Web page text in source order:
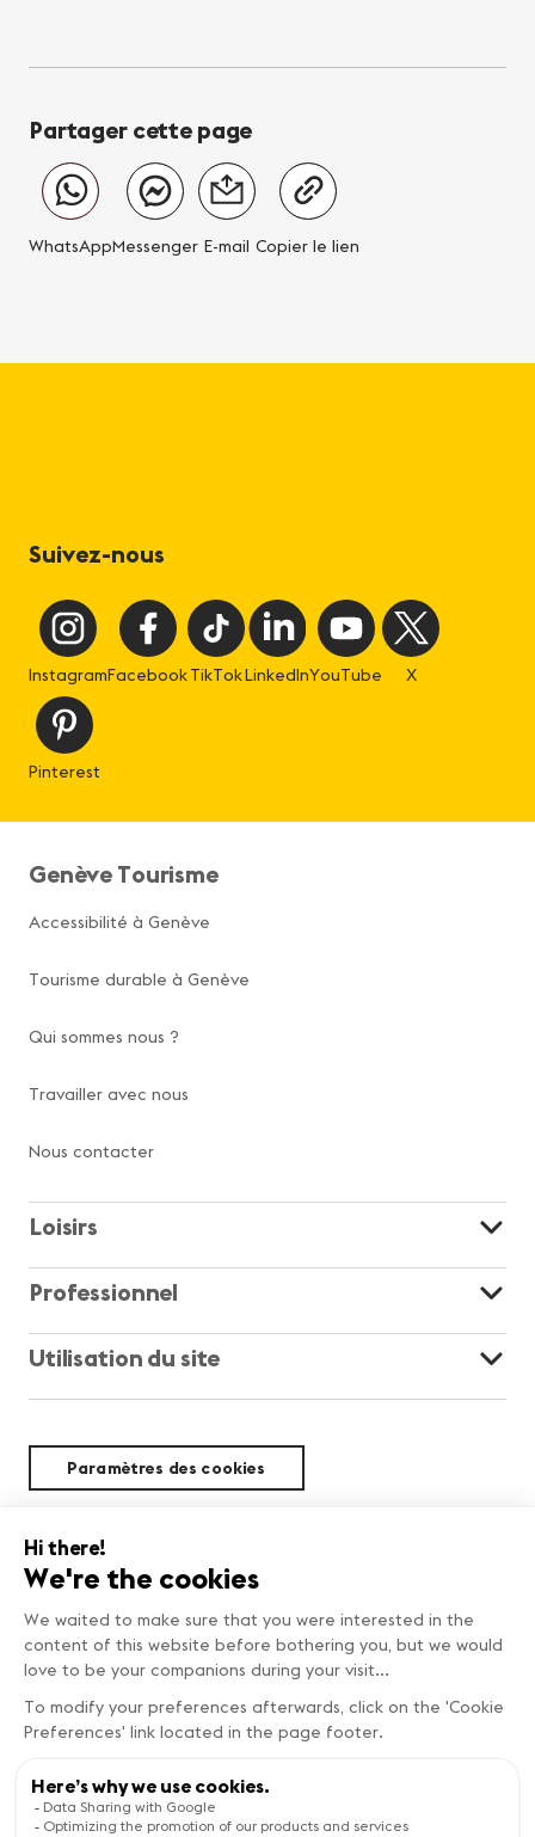
Partager cette page
WhatsAppMessenger E-mail Copier le lien
Suivez-nous
InstagramFacebookTikTokLinkedInYouTube X
Pinterest
Genève Tourisme
Accessibilité à Genève
Tourisme durable à Genève
Qui sommes nous ?
Travailler avec nous
Nous contacter
Loisirs
Professionnel
Utilisation du site
Paramètres des cookies
Durabilité